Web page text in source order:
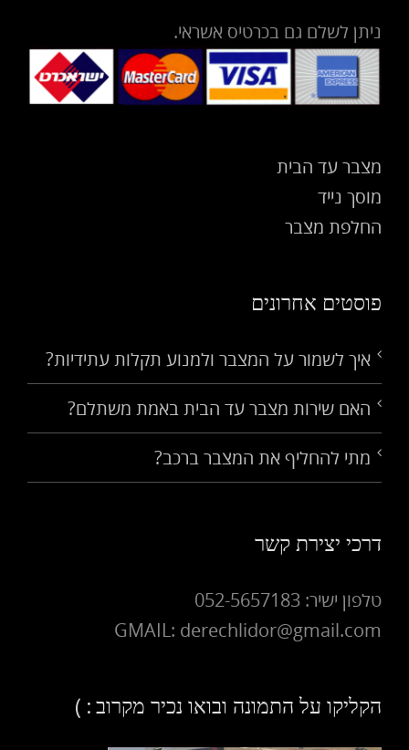
ניתן לשלם גם בכרטיס אשראי.
מצבר עד הבית
מוסך נייד
החלפת מצבר
פוסטים אחרונים
איך לשמור על המצבר ולמנוע תקלות עתידיות?
האם שירות מצבר עד הבית באמת משתלם?
מתי להחליף את המצבר ברכב?
דרכי יצירת קשר
טלפון ישיר: 052-5657183
GMAIL: derechlidor@gmail.com
הקליקו על התמונה ובואו נכיר מקרוב : )